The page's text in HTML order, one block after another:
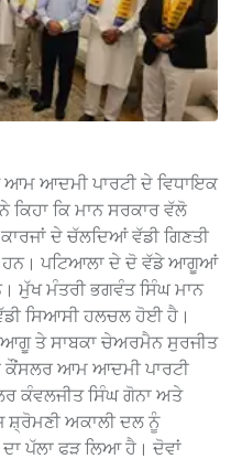
ਆਮ ਆਦਮੀ ਪਾਰਟੀ ਦੇ ਵਿਧਾਇਕ
ਕਿਹਾ ਕਿ ਮਾਨ ਸਰਕਾਰ ਵੱਲੋ
ਦੇ ਚੱਲਦਿਆਂ ਵੱਡੀ ਗਿਣਤੀ
ਹਨ। ਪਟਿਆਲਾ ਦੇ ਦੋ ਵੱਡੇ ਆਗੂਆਂ
ਮੁੱਖ ਮੰਤਰੀ ਭਗਵੰਤ ਸਿੰਘ ਮਾਨ
ਸਿਆਸੀ ਹਲਚਲ ਹੋਈ ਹੈ।
ਤੇ ਸਾਬਕਾ ਚੇਅਰਮੈਨ ਸੁਰਜੀਤ
ਕੌਂਸਲਰ ਆਮ ਆਦਮੀ ਪਾਰਟੀ
ਕੰਵਲਜੀਤ ਸਿੰਘ ਗੋਨਾ ਅਤੇ
ਸ਼੍ਰੋਮਣੀ ਅਕਾਲੀ ਦਲ ਨੂੰ
ਪੱਲਾ ਫੜ ਲਿਆ ਹੈ। ਦੋਵਾਂ